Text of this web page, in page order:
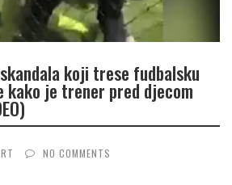
koji trese fudbalsku
kako je trener pred djecom
NO COMMENTS